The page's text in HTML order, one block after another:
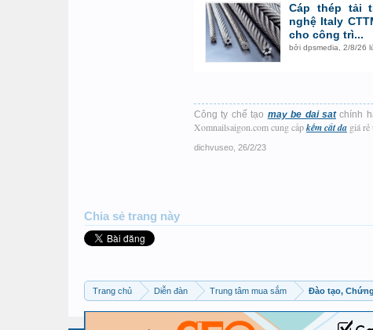
Cáp thép tải
nghệ Italy
cho công trì...
bởi dpsmedia 2/8/26
Công ty chế tạo may be dai satchính
Xomnailsaigon.com cung cấpkềm cắt da giá
dichvuseo 26/2/23
Chia sẻ trang này
Trang chủ Diễn đàn Trung tâm mua sắm Đào tạo,